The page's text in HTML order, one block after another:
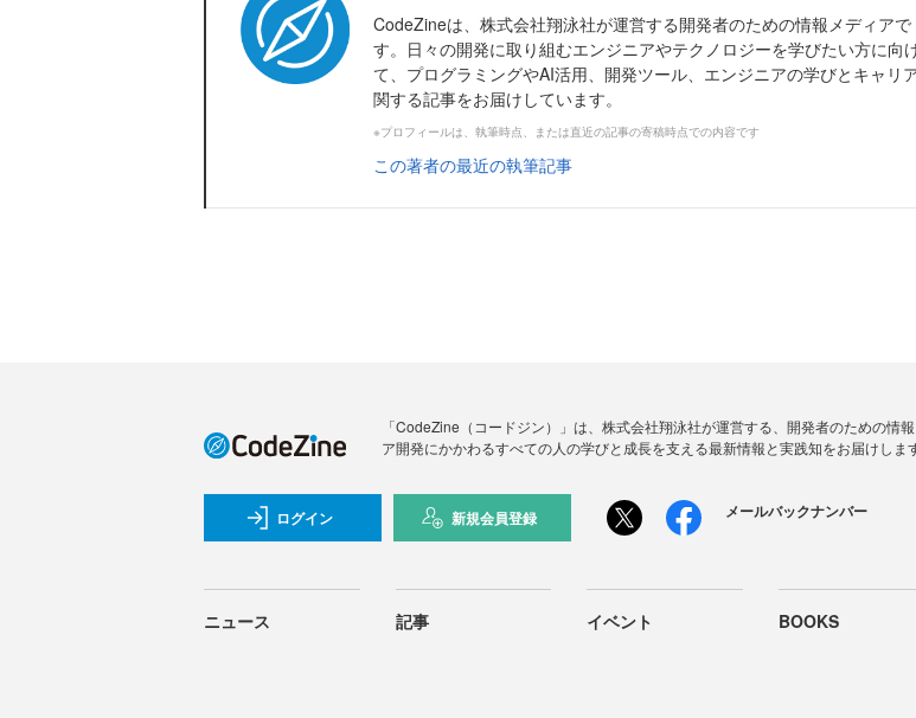
CodeZineは、株式会社翔泳社が運営する開発者のための情報メディアで
す。日々の開発に取り組むエンジニアやテクノロジーを学びたい方に向
て、プログラミングやAI活用、開発ツール、エンジニアの学びとキャリ
関する記事をお届けしています。
※プロフィールは、執筆時点、または直近の記事の寄稿時点での内容です
この著者の最近の執筆記事
「CodeZine（コードジン）」は、株式会社翔泳社が運営する、開発者のための
ア開発にかかわるすべての人の学びと成長を支える最新情報と実践知をお届けします
ログイン 新規会員登録 メールバックナンバー
ニュース 記事 イベント BOOKS